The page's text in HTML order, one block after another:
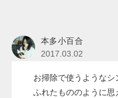
本多小百合
2017.03.02
お掃除で使うようなシ
ふれたもののように思